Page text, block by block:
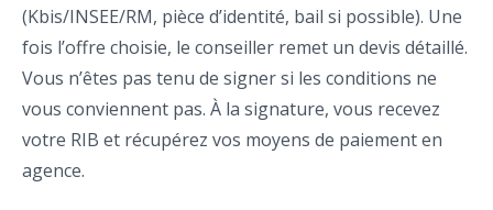
(Kbis/INSEE/RM, pièce d’identité, bail si possible). Une
fois l’offre choisie, le conseiller remet un devis détaillé.
Vous n’êtes pas tenu de signer si les conditions ne
vous conviennent pas. À la signature, vous recevez
votre RIB et récupérez vos moyens de paiement en
agence.